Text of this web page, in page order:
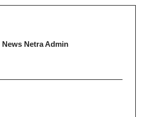
News Netra Admin